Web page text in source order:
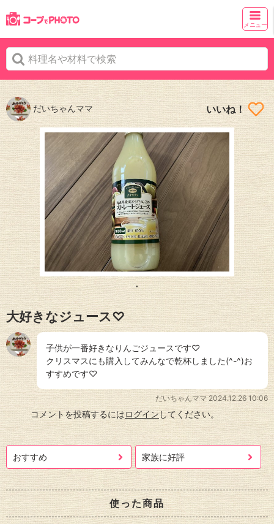
メニュー
だいちゃんママ いいね！
大好きなジュース♡
子供が一番好きなりんごジュースです♡
クリスマスにも購入してみんなで乾杯しました(^-^)お
すすめです♡
だいちゃんママ2024.12.26 10:06
コメントを投稿するにはログインしてください。
おすすめ 家族に好評
使った商品